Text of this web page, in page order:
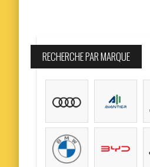
RECHERCHE PAR MARQUE